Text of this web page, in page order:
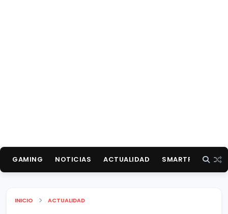
GAMING NOTICIAS ACTUALIDAD SMARTPHONES
INICIO ACTUALIDAD